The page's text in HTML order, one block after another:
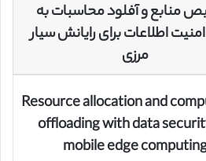
منابع و آفلود محاسبات به
اطلاعات برای رایانش سیار
مرزی
Resource allocation and
offloading with data
mobile edge